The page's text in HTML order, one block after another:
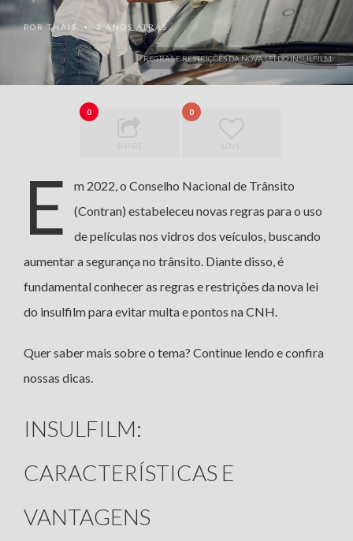
REGRAS E RESTRIÇÕES DA NOVA LEI DO INSULFILM
PORTHAIS • 3 ANOS ATRÁS
0
SHARE
0
E
m 2022, o Conselho Nacional de Trânsito
(Contran) estabeleceu novas regras para o uso
de películas nos vidros dos veículos, buscando
aumentar a segurança no trânsito. Diante disso, é
fundamental conhecer as regras e restrições da nova lei
do insulfilm para evitar multa e pontos na CNH.
Quer saber mais sobre o tema? Continue lendo e confira
nossas dicas.
INSULFILM:
CARACTERÍSTICAS E
VANTAGENS